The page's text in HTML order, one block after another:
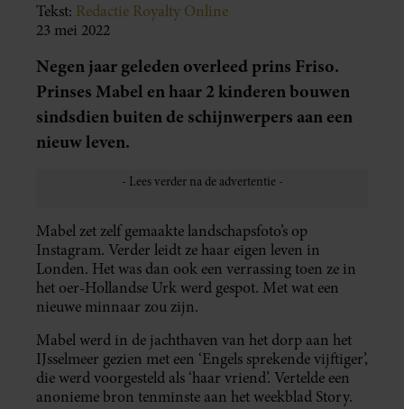
Tekst: Redactie Royalty Online
23 mei 2022
Negen jaar geleden overleed prins Friso.
Prinses Mabel en haar 2 kinderen bouwen
sindsdien buiten de schijnwerpers aan een
nieuw leven.
Mabel zet zelf gemaakte landschapsfoto’s op
Instagram. Verder leidt ze haar eigen leven in
Londen. Het was dan ook een verrassing toen ze in
het oer-Hollandse Urk werd gespot. Met wat een
nieuwe minnaar zou zijn.
Mabel werd in de jachthaven van het dorp aan het
IJsselmeer gezien met een ‘Engels sprekende vijftiger’,
die werd voorgesteld als ‘haar vriend’. Vertelde een
anonieme bron tenminste aan het weekblad Story.